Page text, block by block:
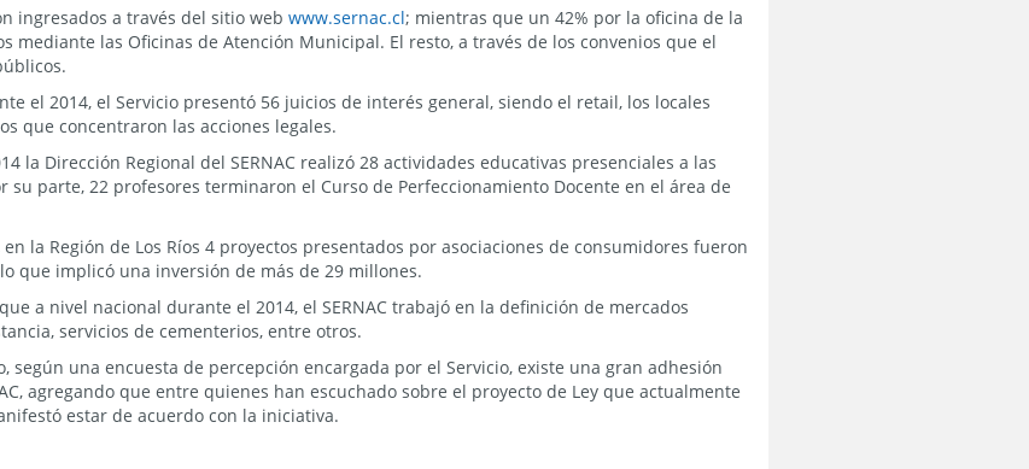
ingresados a través del sitio webwww.sernac.cl; mientras que un 42% por la oficina de la
mediante las Oficinas de Atención Municipal. El resto, a través de los convenios que el
el 2014, el Servicio presentó 56 juicios de interés general, siendo el retail, los locales
que concentraron las acciones legales.
la Dirección Regional del SERNAC realizó 28 actividades educativas presenciales a las
su parte, 22 profesores terminaron el Curso de Perfeccionamiento Docente en el área de
la Región de Los Ríos 4 proyectos presentados por asociaciones de consumidores fueron
que implicó una inversión de más de 29 millones.
a nivel nacional durante el 2014, el SERNAC trabajó en la definición de mercados
servicios de cementerios, entre otros.
según una encuesta de percepción encargada por el Servicio, existe una gran adhesión
agregando que entre quienes han escuchado sobre el proyecto de Ley que actualmente
estar de acuerdo con la iniciativa.